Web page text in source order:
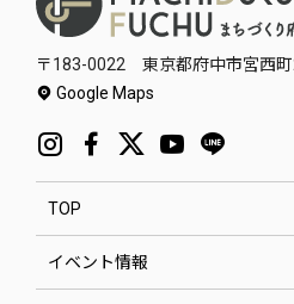
〒183-0022 東京都府中市宮西
Google Maps
TOP
イベント情報